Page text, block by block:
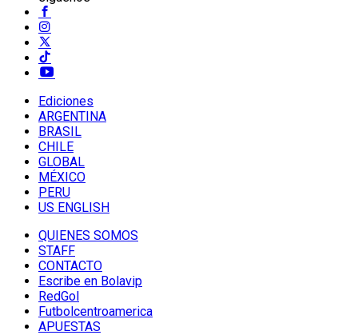
Ediciones
ARGENTINA
BRASIL
CHILE
GLOBAL
MÉXICO
PERU
US ENGLISH
QUIENES SOMOS
STAFF
CONTACTO
Escribe en Bolavip
RedGol
Futbolcentroamerica
APUESTAS